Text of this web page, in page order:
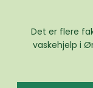
Det er flere
vaskehjelp i